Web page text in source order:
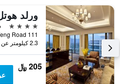
4 نجوم
2.3 كيلومتر عن وسط المدينة
205 ﷼